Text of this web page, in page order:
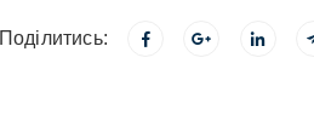
Поділитись: